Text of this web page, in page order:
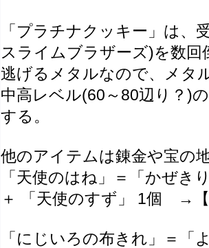
「プラチナクッキー」は、
スライムブラザーズ)を数回
逃げるメタルなので、メタ
中高レベル(60～80辺り？)
する。
他のアイテムは錬金や宝の
「天使のはね」＝「かぜき
＋ 「天使のすず」 1個 →【
「にじいろの布きれ」＝「